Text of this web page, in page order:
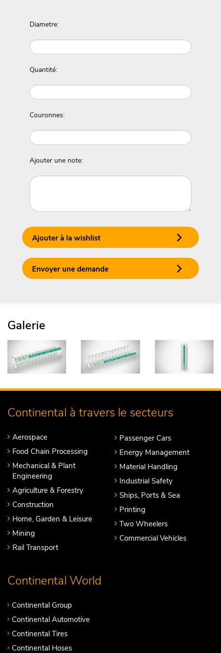
Diametre:
Quantité:
Couronnes:
Ajouter une note:
Ajouter à la wishlist
Envoyer une demande
Galerie
Continental à travers le secteurs
Aerospace
Food Chain Processing
Mechanical & Plant
Engineering
Agriculture & Forestry
Construction
Home, Garden & Leisure
Mining
Rail Transport
Passenger Cars
Energy Management
Material Handling
Industrial Safety
Ships, Ports & Sea
Printing
Two Wheelers
Commercial Vehicles
Continental World
Continental Group
Continental Automotive
Continental Tires
Continental Hoses